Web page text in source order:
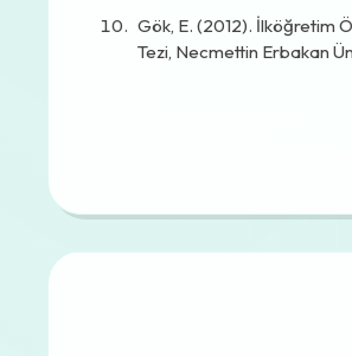
Gök, E. (2012). İlköğretim
Tezi, Necmettin Erbakan